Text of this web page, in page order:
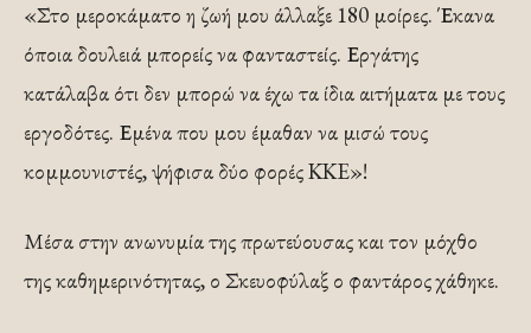
«Στο μεροκάματο η ζωή μου άλλαξε 180 μοίρες. Έκανα
όποια δουλειά μπορείς να φανταστείς. Εργάτης
κατάλαβα ότι δεν μπορώ να έχω τα ίδια αιτήματα με τους
εργοδότες. Εμένα που μου έμαθαν να μισώ τους
κομμουνιστές, ψήφισα δύο φορές KKE»!
Μέσα στην ανωνυμία της πρωτεύουσας και τον μόχθο
της καθημερινότητας, ο Σκευοφύλαξ ο φαντάρος χάθηκε.